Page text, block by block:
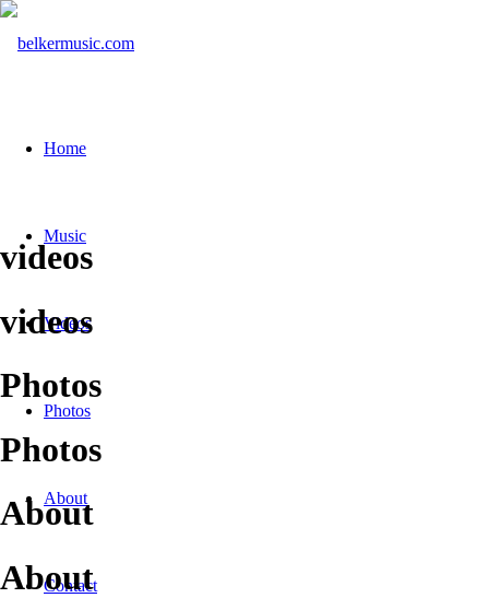
Home
Music
Videos
Photos
About
Contact
videos
videos
Photos
Photos
About
About